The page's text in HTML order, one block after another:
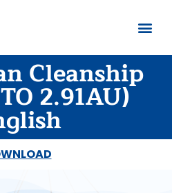
Cleanship
2.91AU)